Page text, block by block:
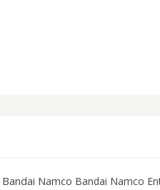
Bandai Namco Bandai Namco